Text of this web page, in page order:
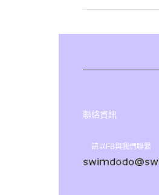
聯絡資訊
請以FB與我們聯繫